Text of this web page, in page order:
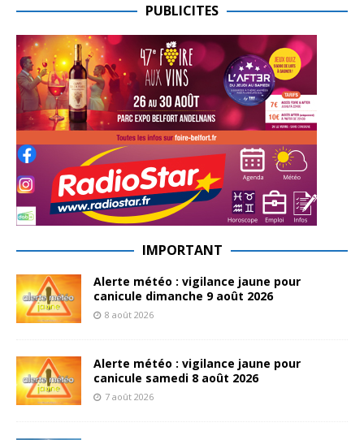
PUBLICITES
IMPORTANT
Alerte météo : vigilance jaune pour
canicule dimanche 9 août 2026
8 août 2026
Alerte météo : vigilance jaune pour
canicule samedi 8 août 2026
7 août 2026